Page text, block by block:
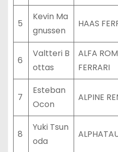
5
Kevin Ma
gnussen
HAAS
6
Valtteri B
ottas
ALFA
FERRARI
7
Esteban
Ocon
ALPINE
8
Yuki Tsun
oda